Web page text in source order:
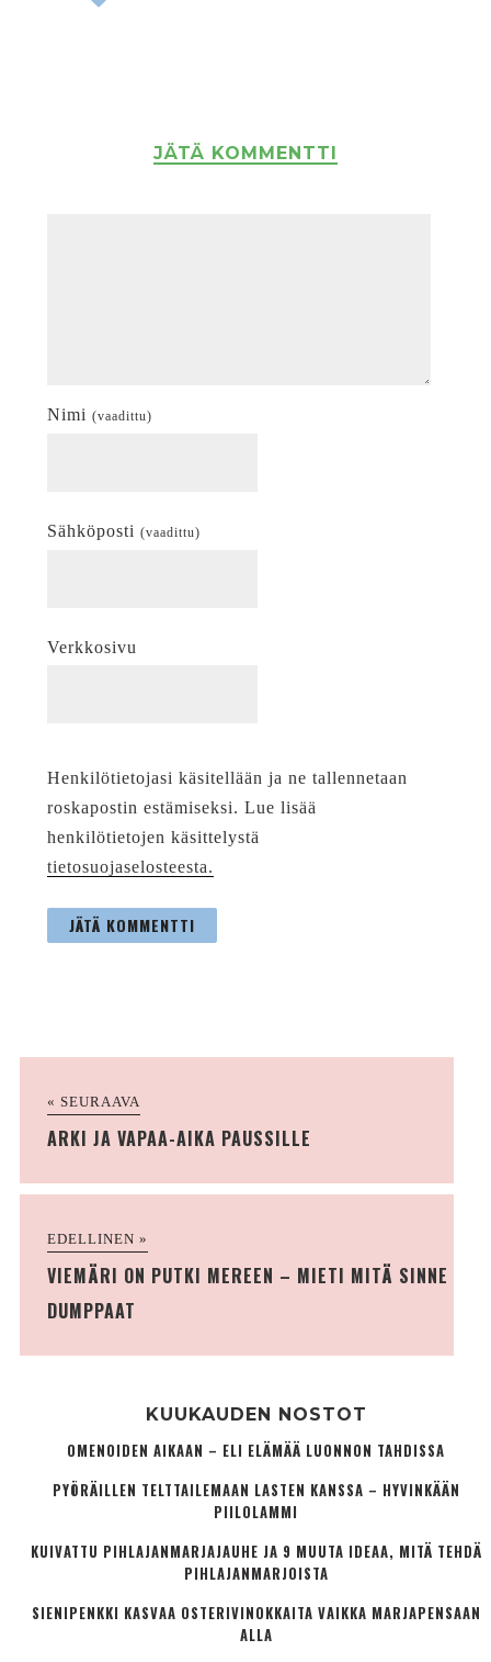
JÄTÄ KOMMENTTI
Nimi (vaadittu)
Sähköposti (vaadittu)
Verkkosivu
Henkilötietojasi käsitellään ja ne tallennetaan
roskapostin estämiseksi. Lue lisää
henkilötietojen käsittelystä
tietosuojaselosteesta.
« SEURAAVA
ARKI JA VAPAA-AIKA PAUSSILLE
EDELLINEN »
VIEMÄRI ON PUTKI MEREEN – MIETI MITÄ SINNE
DUMPPAAT
KUUKAUDEN NOSTOT
OMENOIDEN AIKAAN – ELI ELÄMÄÄ LUONNON TAHDISSA
PYÖRÄILLEN TELTTAILEMAAN LASTEN KANSSA – HYVINKÄÄN
PIILOLAMMI
KUIVATTU PIHLAJANMARJAJAUHE JA 9 MUUTA IDEAA, MITÄ TEHDÄ
PIHLAJANMARJOISTA
SIENIPENKKI KASVAA OSTERIVINOKKAITA VAIKKA MARJAPENSAAN
ALLA